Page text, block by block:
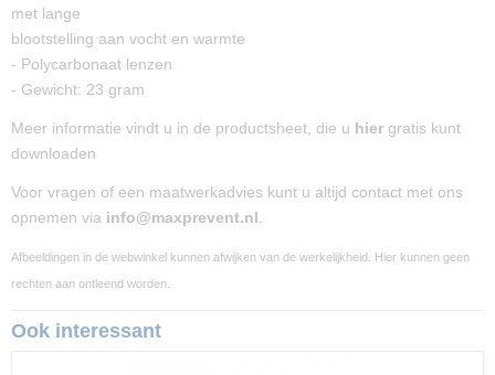
met lange
blootstelling aan vocht en warmte
- Polycarbonaat lenzen
- Gewicht: 23 gram
Meer informatie vindt u in de productsheet, die u hier gratis kunt
downloaden
Voor vragen of een maatwerkadvies kunt u altijd contact met ons
opnemen via info@maxprevent.nl
Afbeeldingen in de webwinkel kunnen afwijken van de werkelijkheid. Hier kunnen geen
rechten aan ontleend worden.
Ook interessant